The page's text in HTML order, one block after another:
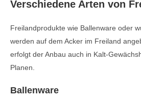
Verschiedene Arten von
Freilandprodukte wie Ballenware oder
werden auf dem Acker im Freiland
erfolgt der Anbau auch in Kalt-
Planen.
Ballenware